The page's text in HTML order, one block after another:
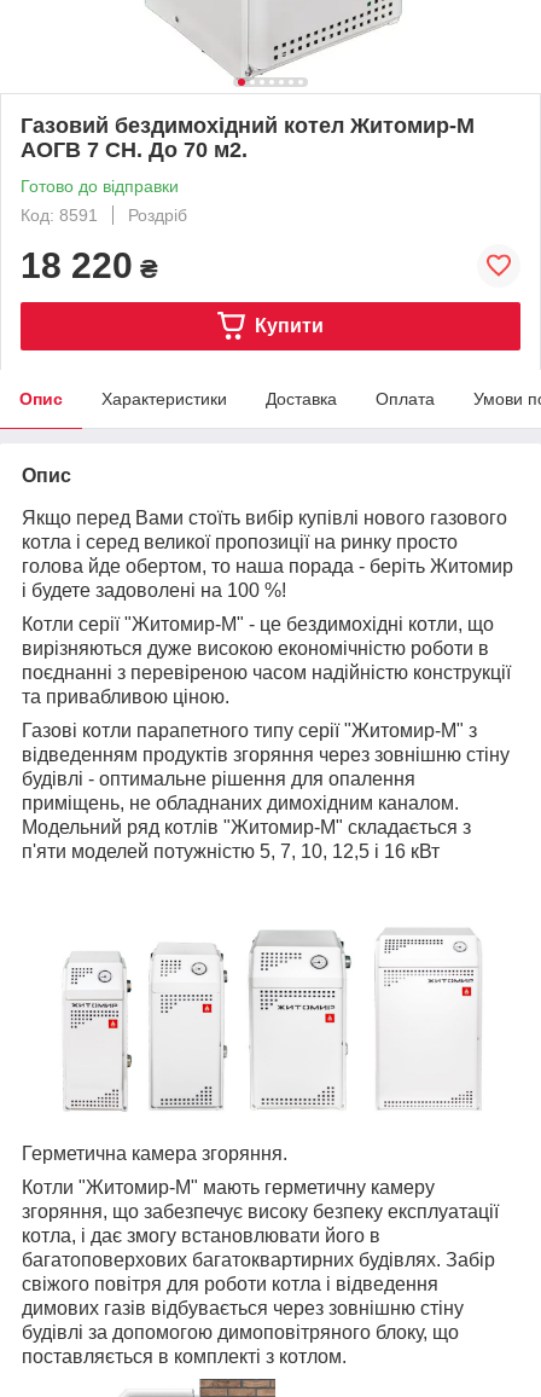
Газовий бездимохідний котел Житомир-М
АОГВ 7 СН. До 70 м2.
Готово до відправки
Код: 8591
Роздріб
18 220 ₴
Купити
Опис Характеристики Доставка Оплата Умови
Опис
Якщо перед Вами стоїть вибір купівлі нового газового
котла і серед великої пропозиції на ринку просто
голова йде обертом, то наша порада - беріть Житомир
і будете задоволені на 100 %!
Котли серії "Житомир-М" - це бездимохідні котли, що
вирізняються дуже високою економічністю роботи в
поєднанні з перевіреною часом надійністю конструкції
та привабливою ціною.
Газові котли парапетного типу серії "Житомир-М" з
відведенням продуктів згоряння через зовнішню стіну
будівлі - оптимальне рішення для опалення
приміщень, не обладнаних димохідним каналом.
Модельний ряд котлів "Житомир-М" складається з
п'яти моделей потужністю 5, 7, 10, 12,5 і 16 кВт
Герметична камера згоряння.
Котли "Житомир-М" мають герметичну камеру
згоряння, що забезпечує високу безпеку експлуатації
котла, і дає змогу встановлювати його в
багатоповерхових багатоквартирних будівлях. Забір
свіжого повітря для роботи котла і відведення
димових газів відбувається через зовнішню стіну
будівлі за допомогою димоповітряного блоку, що
поставляється в комплекті з котлом.